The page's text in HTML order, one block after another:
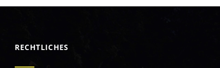
RECHTLICHES